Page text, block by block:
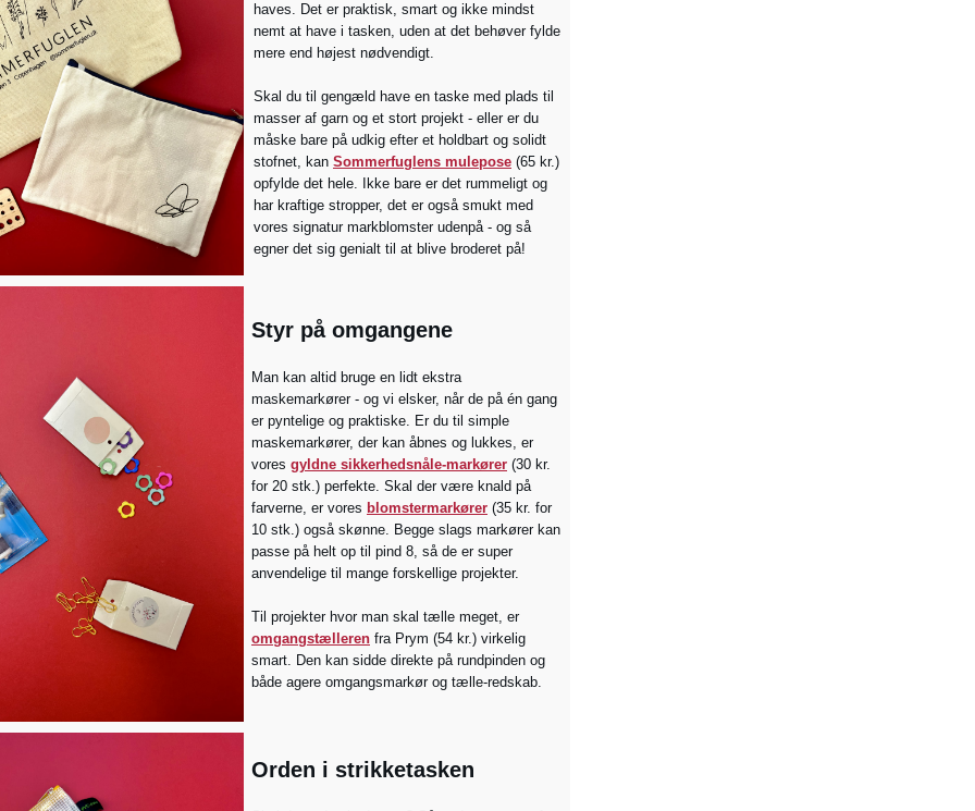
haves. Det er praktisk, smart og ikke mindst
nemt at have i tasken, uden at det behøver fylde
mere end højest nødvendigt.
Skal du til gengæld have en taske med plads til
masser af garn og et stort projekt - eller er du
måske bare på udkig efter et holdbart og solidt
stofnet, kan Sommerfuglens mulepose (65 kr.)
opfylde det hele. Ikke bare er det rummeligt og
har kraftige stropper, det er også smukt med
vores signatur markblomster udenpå - og så
egner det sig genialt til at blive broderet på!
Styr på omgangene
Man kan altid bruge en lidt ekstra
maskemarkører - og vi elsker, når de på én gang
er pyntelige og praktiske. Er du til simple
maskemarkører, der kan åbnes og lukkes, er
vores gyldne sikkerhedsnåle-markører (30 kr.
for 20 stk.) perfekte. Skal der være knald på
farverne, er vores blomstermarkører (35 kr. for
10 stk.) også skønne. Begge slags markører kan
passe på helt op til pind 8, så de er super
anvendelige til mange forskellige projekter.
Til projekter hvor man skal tælle meget, er
omgangstælleren fra Prym (54 kr.) virkelig
smart. Den kan sidde direkte på rundpinden og
både agere omgangsmarkør og tælle-redskab.
Orden i strikketasken